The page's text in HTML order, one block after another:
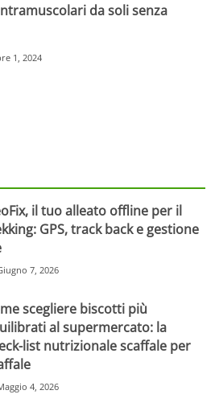
da soli senza
1, 2024
il tuo alleato offline per il
GPS, track back e gestione
7, 2026
scegliere biscotti più
al supermercato: la
list nutrizionale scaffale per
4, 2026